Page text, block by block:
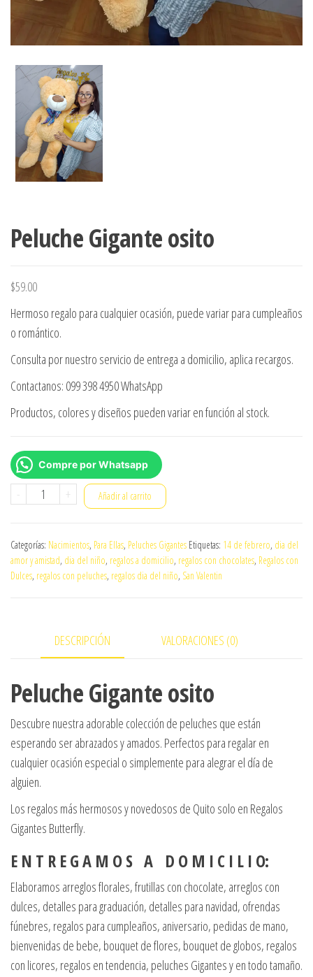
Peluche Gigante osito
$59.00
Hermoso regalo para cualquier ocasión, puede variar para cumpleaños
o romántico.
Consulta por nuestro servicio de entrega a domicilio, aplica recargos.
Contactanos: 099 398 4950 WhatsApp
Productos, colores y diseños pueden variar en función al stock.
Compre por Whatsapp
-
Peluche
cantidad
+ Añadir al carrito
Categorías: Nacimientos, Para Ellas, Peluches Gigantes Etiquetas: 14 de febrero, dia del
amor y amistad, dia del niño, regalos a domicilio, regalos con chocolates, Regalos con
Dulces, regalos con peluches, regalos dia del niño, San Valentin
DESCRIPCIÓN VALORACIONES (0)
Peluche Gigante osito
Descubre nuestra adorable colección de peluches que están
esperando ser abrazados y amados. Perfectos para regalar en
cualquier ocasión especial o simplemente para alegrar el día de
alguien.
Los regalos más hermosos y novedosos de Quito solo en Regalos
Gigantes Butterfly.
E N T R E G A M O S A D O M I C I L I O:
Elaboramos arreglos florales, frutillas con chocolate, arreglos con
dulces, detalles para graduación, detalles para navidad, ofrendas
fúnebres, regalos para cumpleaños, aniversario, pedidas de mano,
bienvenidas de bebe, bouquet de flores, bouquet de globos, regalos
con licores, regalos en tendencia, peluches Gigantes y en todo tamaño.